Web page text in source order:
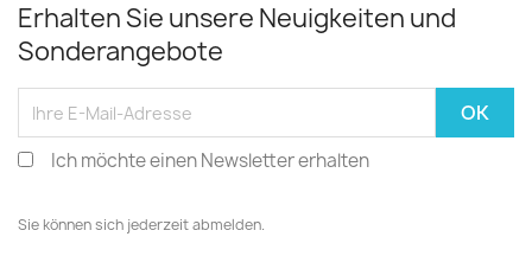
Erhalten Sie unsere Neuigkeiten und
Sonderangebote
Ich möchte einen Newsletter erhalten
Sie können sich jederzeit abmelden.